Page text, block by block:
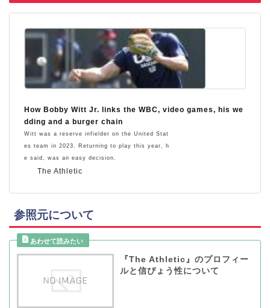
The Athletic
How Bobby Witt Jr. links the WBC, video games, his we
dding and a burger chain
Witt was a reserve infielder on the United Stat
es team in 2023. Returning to play this year, h
e said, was an easy decision.
参照元について
『The Athletic』のプロフィー
ルと信ぴょう性について